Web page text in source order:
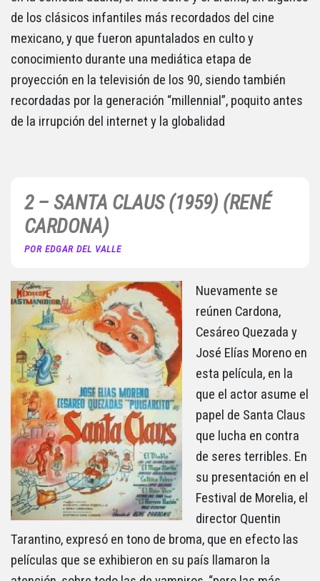
de los clásicos infantiles más recordados del cine
mexicano, y que fueron apuntalados en culto y
conocimiento durante una mediática etapa de
proyección en la televisión de los 90, siendo también
recordadas por la generación “millennial”, poquito antes
de la irrupción del internet y la globalidad
2 – SANTA CLAUS (1959) (RENÉ
CARDONA)
POR EDGAR DEL VALLE
Nuevamente se
reúnen Cardona,
Cesáreo Quezada y
José Elías Moreno en
esta película, en la
que el actor asume el
papel de Santa Claus
que lucha en contra
de seres terribles. En
su presentación en el
Festival de Morelia, el
director Quentin
Tarantino, expresó en tono de broma, que en efecto las
películas que se exhibieron en su país llamaron la